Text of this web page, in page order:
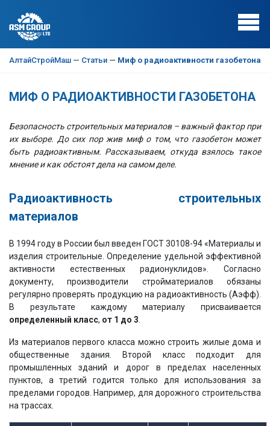
АлтайСтройМаш — Статьи — Миф о радиоактивности газобетона
МИФ О РАДИОАКТИВНОСТИ ГАЗОБЕТОНА
Безопасность строительных материалов – важный фактор при
их выборе. До сих пор жив миф о том, что газобетон может
быть радиоактивным. Рассказываем, откуда взялось такое
мнение и как обстоят дела на самом деле.
Радиоактивность строительных
материалов
В 1994 году в России был введен ГОСТ 30108-94 «Материалы и
изделия строительные. Определение удельной эффективной
активности естественных радионуклидов». Согласно
документу, производители стройматериалов обязаны
регулярно проверять продукцию на радиоактивность (Аэфф).
В результате каждому материалу присваивается
определенный класс, от 1 до 3
Из материалов первого класса можно строить жилые дома и
общественные здания. Второй класс подходит для
промышленных зданий и дорог в пределах населенных
пунктов, а третий годится только для использования за
пределами городов. Например, для дорожного строительства
на трассах.